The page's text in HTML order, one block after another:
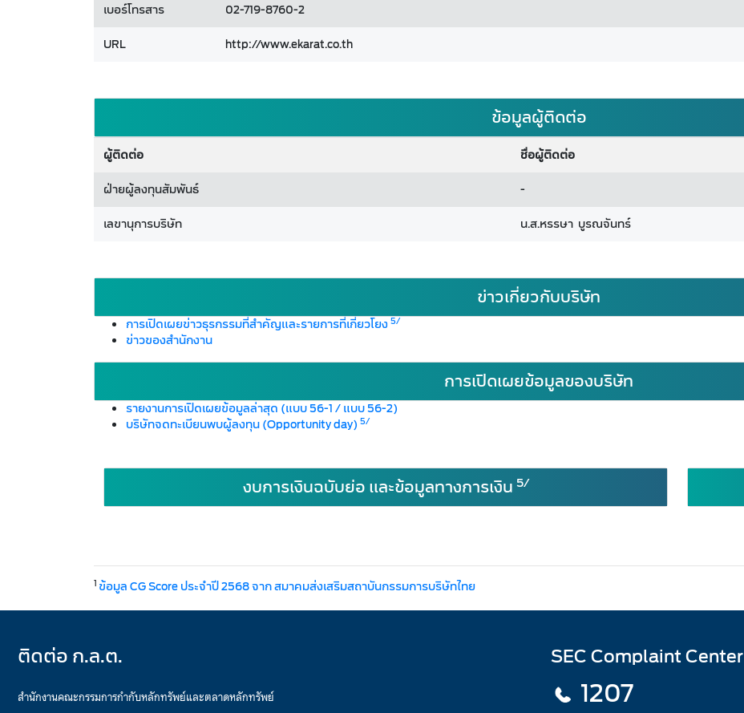
เบอร์โทรสาร
02-719-8760-2
URL
http://www.ekarat.co.th
ข้อมูลผู้ติดต่อ
ผู้ติดต่อ
ชื่อผู้ติดต่อ
ฝ่ายผู้ลงทุนสัมพันธ์
-
เลขานุการบริษัท
น.ส.หรรษา บูรณจันทร์
ข่าวเกี่ยวกับบริษัท
การเปิดเผยข่าวธุรกรรมที่สำคัญและรายการที่เกี่ยวโยง5/
ข่าวของสำนักงาน
การเปิดเผยข้อมูลของบริษัท
รายงานการเปิดเผยข้อมูลล่าสุด (แบบ 56-1 / แบบ 56-2)
บริษัทจดทะเบียนพบผู้ลงทุน (Opportunity day) 5/
งบการเงินฉบับย่อ และข้อมูลทางการเงิน 5/
1 ข้อมูล CG Score ประจำปี 2568 จาก สมาคมส่งเสริมสถาบันกรรมการบริษัทไทย
ติดต่อ ก.ล.ต.
สำนักงานคณะกรรมการกำกับหลักทรัพย์และตลาดหลักทรัพย์
SEC Complaint Center
1207